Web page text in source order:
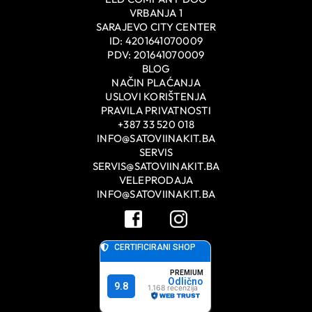
VRBANJA 1
SARAJEVO CITY CENTER
ID: 4201641070009
PDV: 201641070009
BLOG
NAČIN PLAĆANJA
USLOVI KORIŠTENJA
PRAVILA PRIVATNOSTI
+387 33 520 018
INFO@SATOVIINAKIT.BA
SERVIS
SERVIS@SATOVIINAKIT.BA
VELEPRODAJA
INFO@SATOVIINAKIT.BA